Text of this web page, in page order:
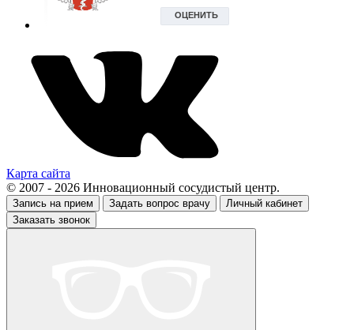
Карта сайта
© 2007 - 2026 Инновационный сосудистый центр.
Запись на прием Задать вопрос врачу
Личный кабинет
Заказать звонок